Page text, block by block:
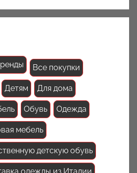
Все покупки
Детям Для дома
Обувь Одежда
мебель
детскую обувь